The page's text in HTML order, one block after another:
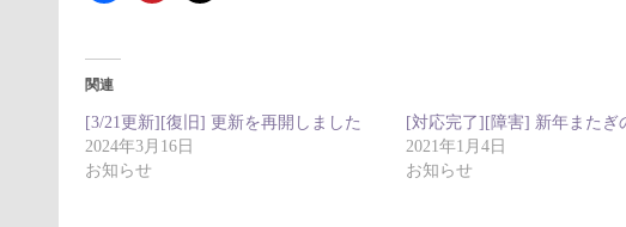
関連
[3/21更新][復旧] 更新を再開しました
2024年3月16日
お知らせ
[対応完了][障害] 新年またぎ
2021年1月4日
お知らせ